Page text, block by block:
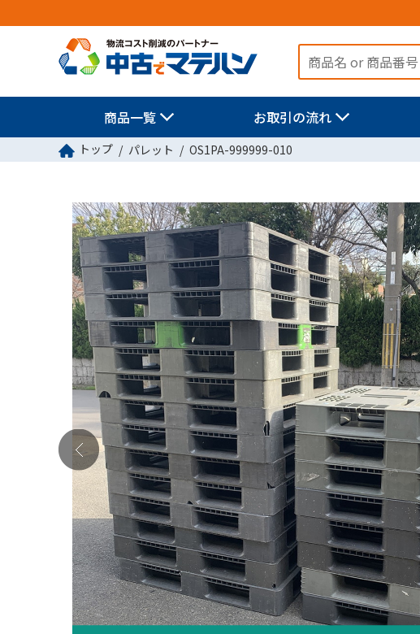
商品一覧 お取引の流れ
トップ パレット OS1PA-999999-010